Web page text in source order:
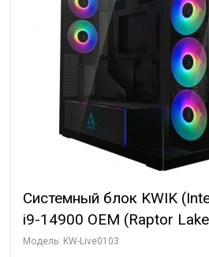
Системный блок KWIK
i9-14900 OEM (Raptor
C24 16EC/8PC// 64 ГБ ОЗУ
Модель: KW-Live0103